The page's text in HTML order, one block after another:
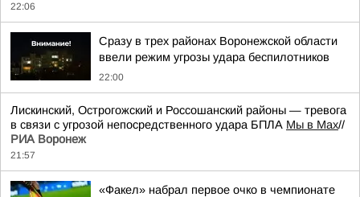
22:06
Сразу в трех районах Воронежской области
ввели режим угрозы удара беспилотников
22:00
Лискинский, Острогожский и Россошанский районы — тревога
в связи с угрозой непосредственного удара БПЛА Мы в Мах//
РИА Воронеж
21:57
«Факел» набрал первое очко в чемпионате